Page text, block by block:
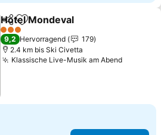
TeilenZu Favoriten hinzufügen
Hotel Mondeval
3 Sterne
9,2 Hervorragend
179
2.4 km bis Ski Civetta
Klassische Live-Musik am AbendPreise